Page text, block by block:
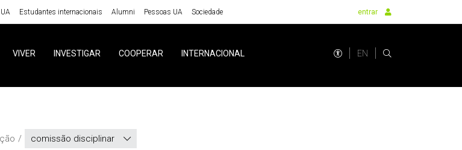
Estudantes internacionais Alumni Pessoas UA Sociedade entrar
VIVER INVESTIGAR COOPERAR INTERNACIONAL EN
comissão disciplinar